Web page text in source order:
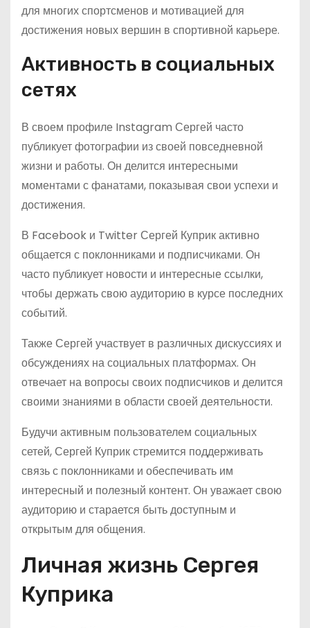
для многих спортсменов и мотивацией для
достижения новых вершин в спортивной карьере.
Активность в социальных
сетях
В своем профиле Instagram Сергей часто
публикует фотографии из своей повседневной
жизни и работы. Он делится интересными
моментами с фанатами, показывая свои успехи и
достижения.
В Facebook и Twitter Сергей Куприк активно
общается с поклонниками и подписчиками. Он
часто публикует новости и интересные ссылки,
чтобы держать свою аудиторию в курсе последних
событий.
Также Сергей участвует в различных дискуссиях и
обсуждениях на социальных платформах. Он
отвечает на вопросы своих подписчиков и делится
своими знаниями в области своей деятельности.
Будучи активным пользователем социальных
сетей, Сергей Куприк стремится поддерживать
связь с поклонниками и обеспечивать им
интересный и полезный контент. Он уважает свою
аудиторию и старается быть доступным и
открытым для общения.
Личная жизнь Сергея
Куприка